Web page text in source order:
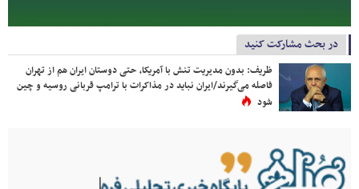
در بحث مشارکت کنید
ظریف: بدون مدیریت تنش با آمریکا، حتی دوستان ایران هم از تهران
فاصله می‌گیرند/ایران نباید در مذاکرات با ترامپ قربانی روسیه و چین
شود